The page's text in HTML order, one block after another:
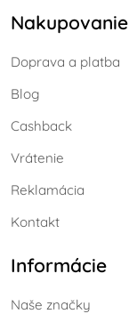
Nakupovanie
Doprava a platba
Blog
Cashback
Vrátenie
Reklamácia
Kontakt
Informácie
Naše značky